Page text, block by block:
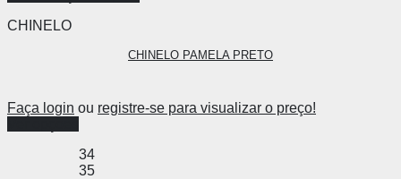
CHINELO
CHINELO PAMELA PRETO
Faça login ou registre-se para visualizar o preço!
34
35